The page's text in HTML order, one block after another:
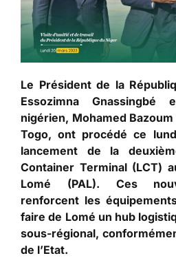
Le Président de la
Essozimna Gnassingbé
nigérien, Mohamed
Togo, ont procédé ce
lancement de la
Container Terminal (LCT)
Lomé (PAL). Ces
renforcent les
faire de Lomé un hub
sous-régional,
de l’Etat.